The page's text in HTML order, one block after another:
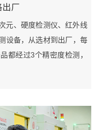
出厂
元、硬度检测仪、红外线
设备，从选材到出厂，每
都经过3个精密度检测，